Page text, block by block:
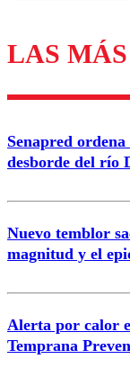
Los
Nombre
Correo
LAS
Senapred
desborde del río
Nuevo temblor
magnitud y el
Alerta por calor
Temprana